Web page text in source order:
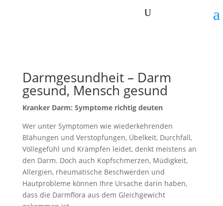
Darmgesundheit – Darm
gesund, Mensch gesund
Kranker Darm: Symptome richtig deuten
Wer unter Symptomen wie wiederkehrenden
Blähungen und Verstopfungen, Übelkeit, Durchfall,
Völlegefühl und Krämpfen leidet, denkt meistens an
den Darm. Doch auch Kopfschmerzen, Müdigkeit,
Allergien, rheumatische Beschwerden und
Hautprobleme können Ihre Ursache darin haben,
dass die Darmflora aus dem Gleichgewicht